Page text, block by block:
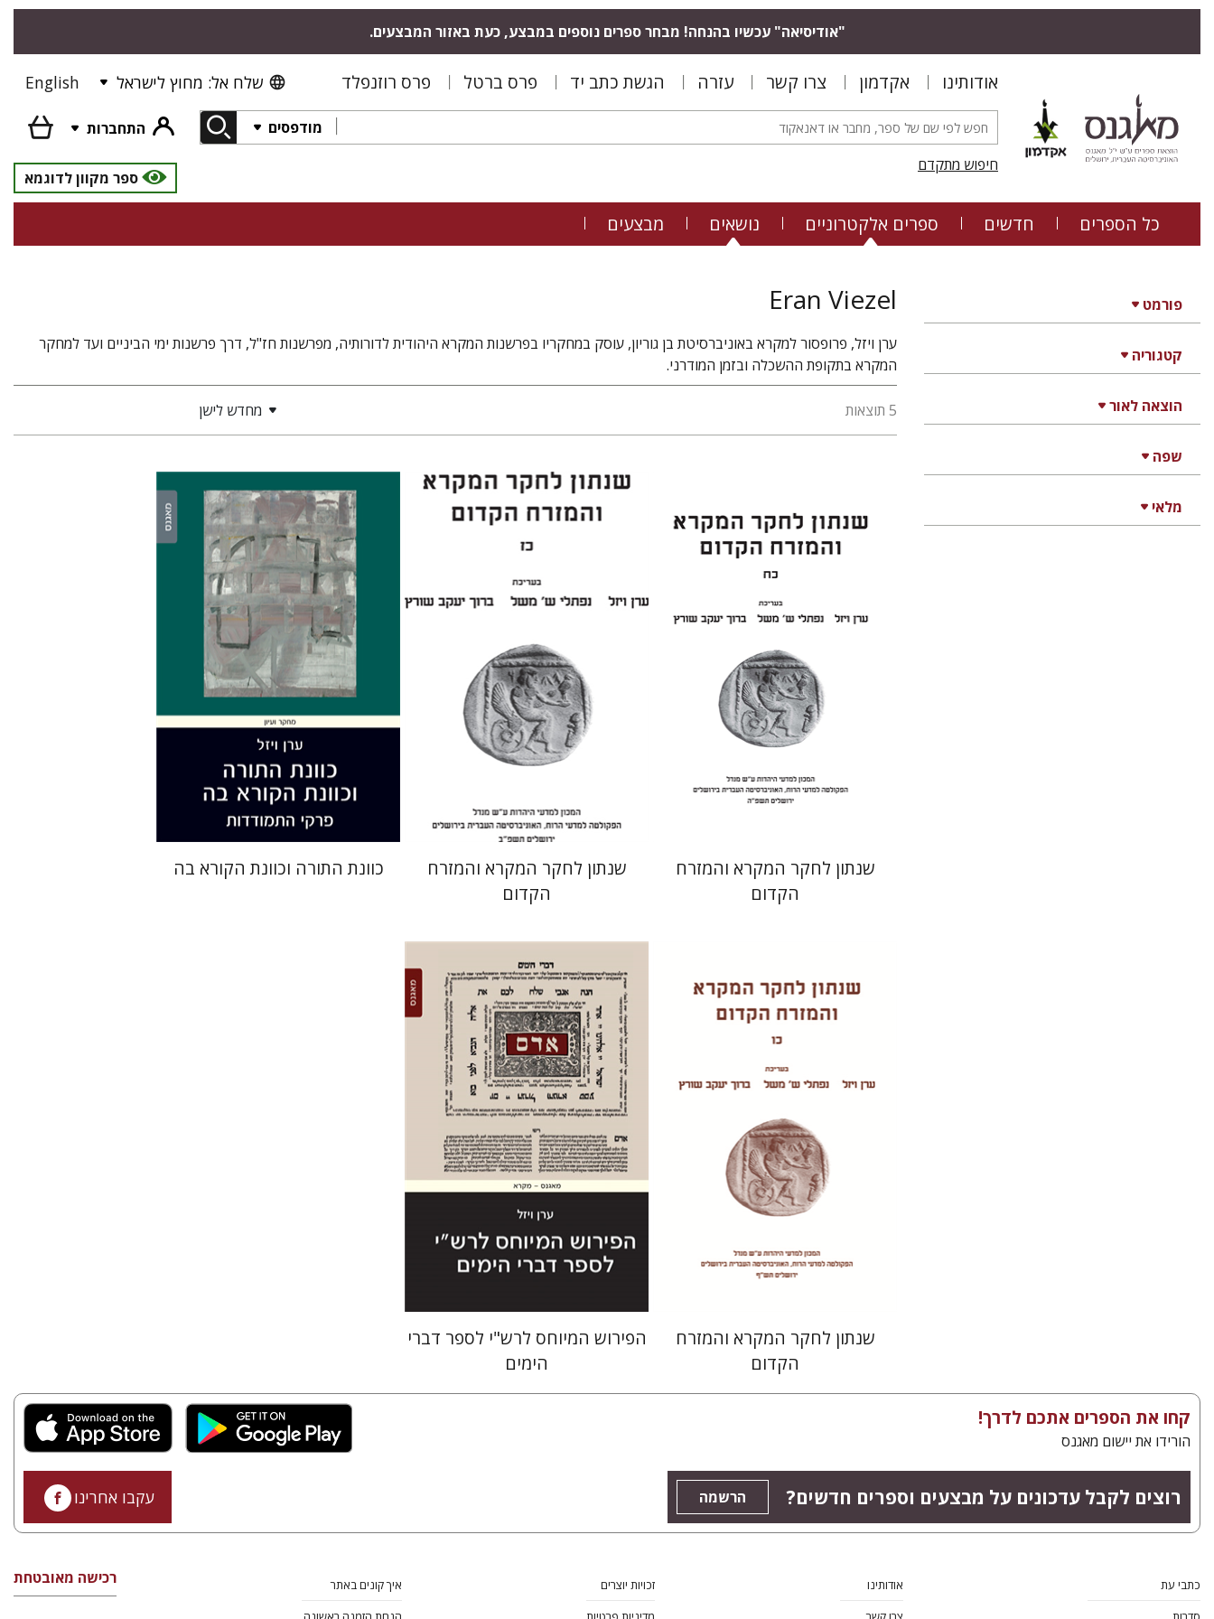
"אודיסיאה" עכשיו בהנחה! מבחר ספרים נוספים במבצע, כעת באזור המבצעים.
אודותינו אקדמון צרו קשר עזרה הגשת כתב יד פרס ברטל פרס רוזנפלד שלח אל: מחוץ לישראל English
מודפסים
התחברות
חיפוש מתקדם
ספר מקוון לדוגמא
כל הספרים חדשים ספרים אלקטרוניים נושאים מבצעים
פורמט
קטגוריה
הוצאה לאור
שפה
מלאי
Eran Viezel
ערן ויזל, פרופסור למקרא באוניברסיטת בן גוריון, עוסק במחקריו בפרשנות המקרא היהודית לדורותיה, מפרשנות חז"ל, דרך פרשנות ימי הביניים ועד למחקר
המקרא בתקופת ההשכלה ובזמן המודרני.
5 תוצאות מחדש לישן
ערן ויזל נפתלי ש' משל
ברוך
$46
$41
שנתון לחקר המקרא והמזרח
הקדום
נפתלי ש' משל
הנחת אתר ספר מודפס
שנתון לחקר המקרא והמזרח
הקדום
ערן ויזל
הנחת אתר ספר מודפס
$46
$41
כוונת התורה וכוונת הקורא בה
נפתלי ש' משל ערן ויזל
$42
$38
שנתון לחקר המקרא והמזרח
הקדום
ערן ויזל
$42
$38
הפירוש המיוחס לרש"י לספר דברי
הימים
קחו את הספרים אתכם לדרך!
הורידו את יישום מאגנס
רוצים לקבל עדכונים על מבצעים וספרים חדשים? הרשמה עקבו אחרינו
כתבי עת
אודותינו
זכויות יוצרים
איך קונים באתר
רכישה מאובטחת